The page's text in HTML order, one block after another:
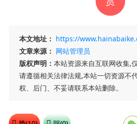
本文地址： https://
文章来源： 网站管理员
版权声明： 本站资源来自互联网收集,
请遵循相关法律法规,本站一切资源不
权、后门、不妥请联系本站删除。